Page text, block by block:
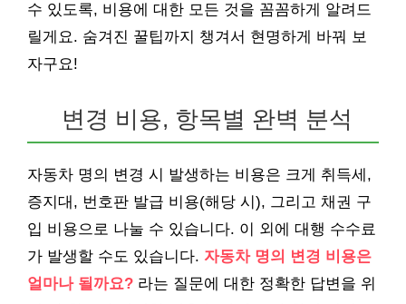
수 있도록, 비용에 대한 모든 것을 꼼꼼하게 알려드
릴게요. 숨겨진 꿀팁까지 챙겨서 현명하게 바꿔 보
자구요!
변경 비용, 항목별 완벽 분석
자동차 명의 변경 시 발생하는 비용은 크게 취득세,
증지대, 번호판 발급 비용(해당 시), 그리고 채권 구
입 비용으로 나눌 수 있습니다. 이 외에 대행 수수료
가 발생할 수도 있습니다. 자동차 명의 변경 비용은
얼마나 될까요? 라는 질문에 대한 정확한 답변을 위